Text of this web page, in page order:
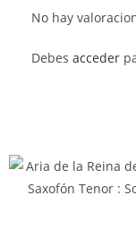
No hay
Debes acceder